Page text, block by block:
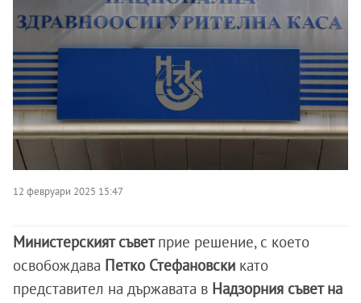
12 февруари 2025 15:47
Министерският съветприе решение, с което
освобождава Петко Стефановски като
представител на държавата в Надзорния съвет на